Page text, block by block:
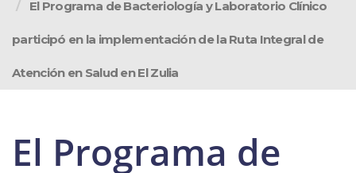
El Programa de Bacteriología y Laboratorio Clínico
participó en la implementación de la Ruta Integral de
Atención en Salud en El Zulia
El Programa de